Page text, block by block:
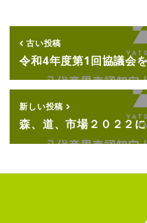
古い投稿
令和4年度第1回協議会
新しい投稿
森、道、市場２０２２